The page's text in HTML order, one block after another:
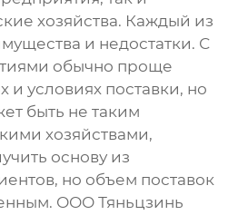
хозяйства. Каждый из
и недостатки. С
обычно проще
и условиях поставки, но
быть не таким
хозяйствами,
основу из
но объем поставок
ООО Тяньцзинь